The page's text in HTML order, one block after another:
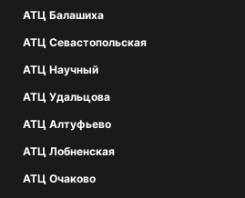
АТЦ Балашиха
АТЦ Севастопольская
АТЦ Научный
АТЦ Удальцова
АТЦ Алтуфьево
АТЦ Лобненская
АТЦ Очаково